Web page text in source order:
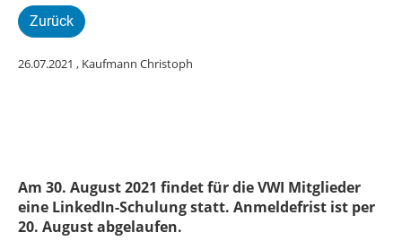
Zurück
26.07.2021 , Kaufmann Christoph
Am 30. August 2021 findet für die VWI Mitglieder
eine LinkedIn-Schulung statt. Anmeldefrist ist per
20. August abgelaufen.